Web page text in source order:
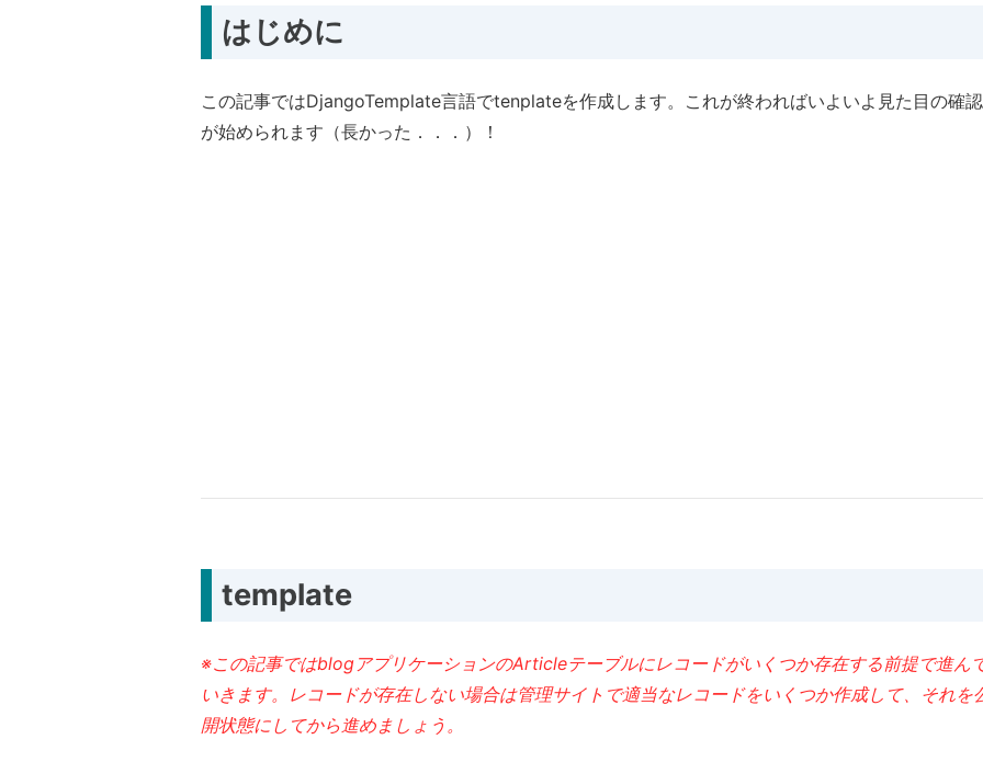
はじめに
この記事ではDjangoTemplate言語でtenplateを作成します。これが終わればいよいよ見た目の確認
が始められます（長かった．．．）！
template
※この記事ではblogアプリケーションのArticleテーブルにレコードがいくつか存在する前提で進ん
いきます。レコードが存在しない場合は管理サイトで適当なレコードをいくつか作成して、それを
開状態にしてから進めましょう。